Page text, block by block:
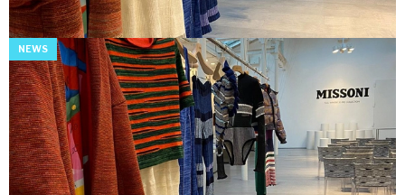
NEWS